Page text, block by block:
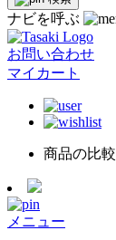
ナビを呼ぶ
お問い合わせ
マイカート
商品の比較
メニュー